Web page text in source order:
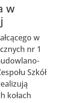
w
w
nr 1
Szkół
kołach